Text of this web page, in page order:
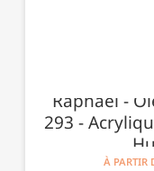
Raphaël -
293 -
À PARTIR